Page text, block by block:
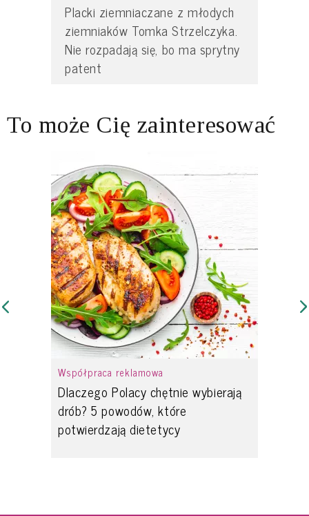
Placki ziemniaczane z młodych
ziemniaków Tomka Strzelczyka.
Nie rozpadają się, bo ma sprytny
patent
To może Cię zainteresować
Współpraca reklamowa
Dlaczego Polacy chętnie wybierają
drób? 5 powodów, które
potwierdzają dietetycy